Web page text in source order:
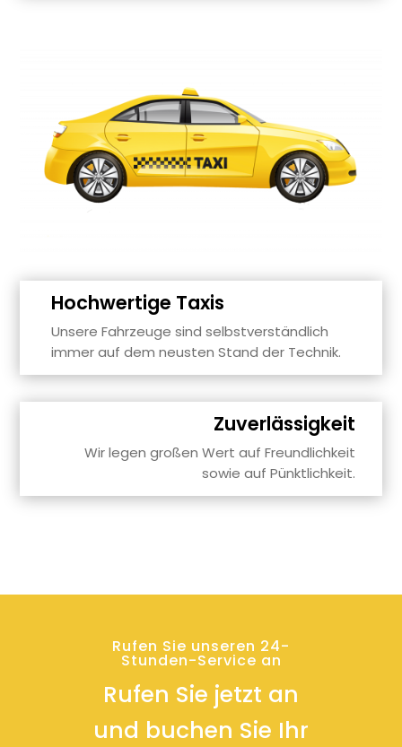
Hochwertige Taxis
Unsere Fahrzeuge sind selbstverständlich
immer auf dem neusten Stand der Technik.
Zuverlässigkeit
Wir legen großen Wert auf Freundlichkeit
sowie auf Pünktlichkeit.
Rufen Sie unseren 24-
Stunden-Service an
Rufen Sie jetzt an
und buchen Sie Ihr